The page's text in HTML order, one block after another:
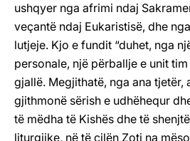
ushqyer nga afrimi ndaj
veçantë ndaj Eukaristisë, dhe
lutjeje. Kjo e fundit “duhet, nga
personale, një përballje e unit
gjallë. Megjithatë, nga ana tjetër,
gjithmonë sërish e udhëhequr
të mëdha të Kishës dhe të
liturgjike, në të cilën Zoti na